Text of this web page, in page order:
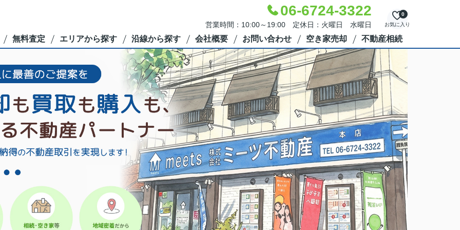
06-6724-3322
営業時間：10:00～19:00 定休日：火曜日 水曜日 お気に入り
0
無料査定 エリアから探す 沿線から探す 会社概要 お問い合わせ 空き家売却 不動産相続